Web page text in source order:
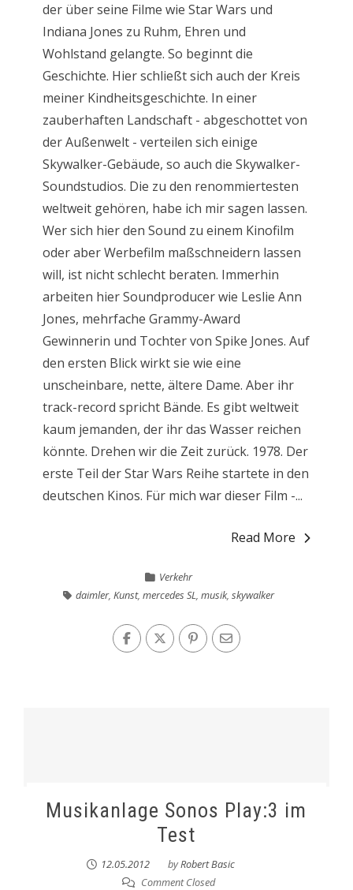
der über seine Filme wie Star Wars und
Indiana Jones zu Ruhm, Ehren und
Wohlstand gelangte. So beginnt die
Geschichte. Hier schließt sich auch der Kreis
meiner Kindheitsgeschichte. In einer
zauberhaften Landschaft - abgeschottet von
der Außenwelt - verteilen sich einige
Skywalker-Gebäude, so auch die Skywalker-
Soundstudios. Die zu den renommiertesten
weltweit gehören, habe ich mir sagen lassen.
Wer sich hier den Sound zu einem Kinofilm
oder aber Werbefilm maßschneidern lassen
will, ist nicht schlecht beraten. Immerhin
arbeiten hier Soundproducer wie Leslie Ann
Jones, mehrfache Grammy-Award
Gewinnerin und Tochter von Spike Jones. Auf
den ersten Blick wirkt sie wie eine
unscheinbare, nette, ältere Dame. Aber ihr
track-record spricht Bände. Es gibt weltweit
kaum jemanden, der ihr das Wasser reichen
könnte. Drehen wir die Zeit zurück. 1978. Der
erste Teil der Star Wars Reihe startete in den
deutschen Kinos. Für mich war dieser Film -...
Read More
Verkehr
daimler, Kunst, mercedes SL, musik, skywalker
Musikanlage Sonos Play:3 im
Test
12.05.2012 byRobert Basic
Comment Closed